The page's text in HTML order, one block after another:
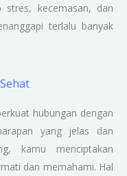
kecemasan, dan
terlalu banyak
hubungan dengan
yang jelas dan
kamu menciptakan
dan memahami. Hal